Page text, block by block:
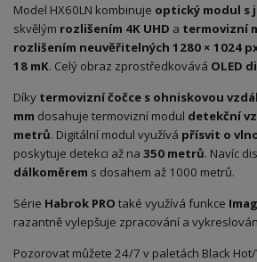
Model HX60LN kombinuje optický modul s
skvělým rozlišením 4K UHD a termovizní
rozlišením neuvěřitelných 1280 × 1024
18 mK. Celý obraz zprostředkovává OLED
Díky termovizní čočce s ohniskovou
mm dosahuje termovizní modul detekční
metrů. Digitální modul využívá přísvit o
poskytuje detekci až na 350 metrů. Navíc
dálkoměrem s dosahem až 1000 metrů.
Série Habrok PRO také využívá funkce
razantně vylepšuje zpracování a
Pozorovat můžete 24/7 v paletách Black